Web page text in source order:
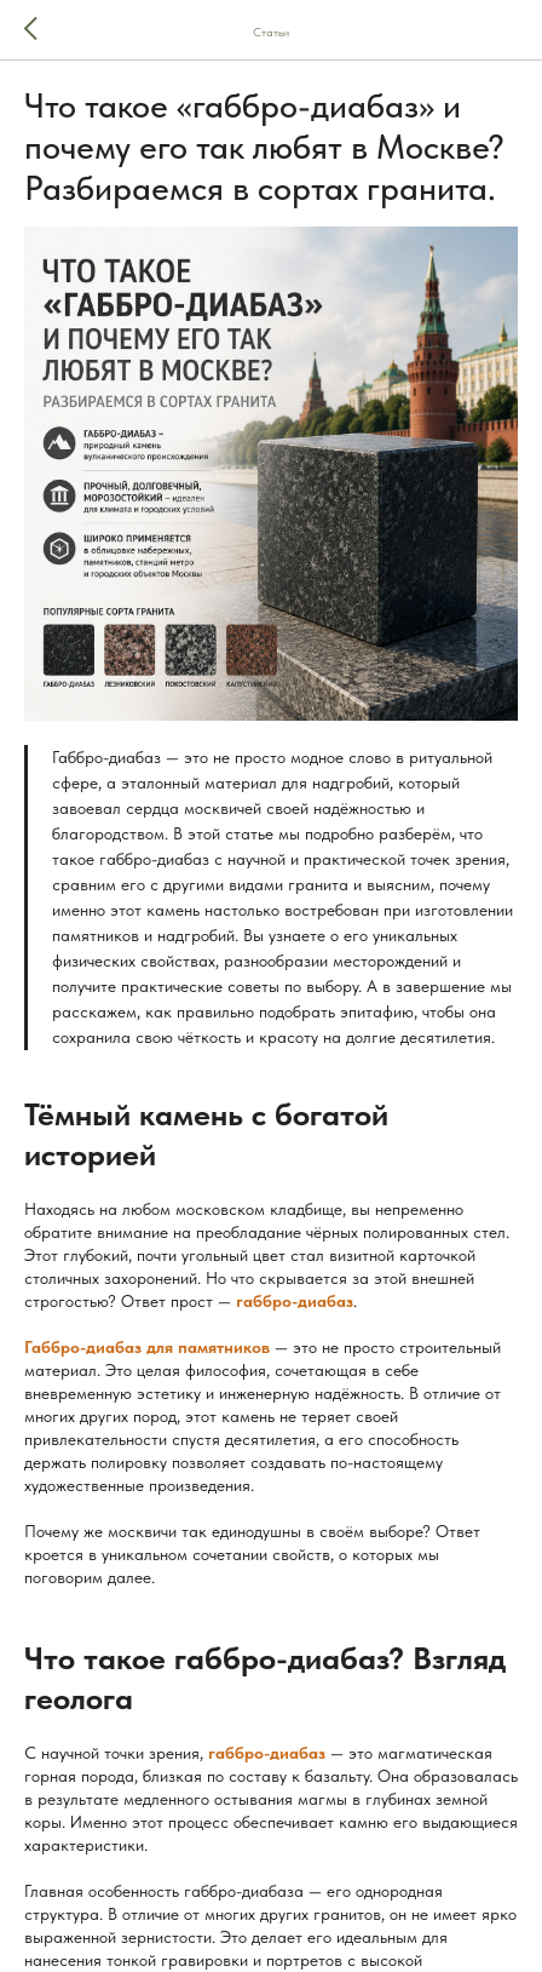
Статьи
Что такое «габбро-диабаз» и
почему его так любят в Москве?
Разбираемся в сортах гранита.
Габбро-диабаз — это не просто модное слово в ритуальной
сфере, а эталонный материал для надгробий, который
завоевал сердца москвичей своей надёжностью и
благородством. В этой статье мы подробно разберём, что
такое габбро-диабаз с научной и практической точек зрения,
сравним его с другими видами гранита и выясним, почему
именно этот камень настолько востребован при изготовлении
памятников и надгробий. Вы узнаете о его уникальных
физических свойствах, разнообразии месторождений и
получите практические советы по выбору. А в завершение мы
расскажем, как правильно подобрать эпитафию, чтобы она
сохранила свою чёткость и красоту на долгие десятилетия.
Тёмный камень с богатой
историей
Находясь на любом московском кладбище, вы непременно
обратите внимание на преобладание чёрных полированных стел.
Этот глубокий, почти угольный цвет стал визитной карточкой
столичных захоронений. Но что скрывается за этой внешней
строгостью? Ответ прост — габбро-диабаз.
Габбро-диабаз для памятников — это не просто строительный
материал. Это целая философия, сочетающая в себе
вневременную эстетику и инженерную надёжность. В отличие от
многих других пород, этот камень не теряет своей
привлекательности спустя десятилетия, а его способность
держать полировку позволяет создавать по-настоящему
художественные произведения.
Почему же москвичи так единодушны в своём выборе? Ответ
кроется в уникальном сочетании свойств, о которых мы
поговорим далее.
Что такое габбро-диабаз? Взгляд
геолога
С научной точки зрения, габбро-диабаз — это магматическая
горная порода, близкая по составу к базальту. Она образовалась
в результате медленного остывания магмы в глубинах земной
коры. Именно этот процесс обеспечивает камню его выдающиеся
характеристики.
Главная особенность габбро-диабаза — его однородная
структура. В отличие от многих других гранитов, он не имеет ярко
выраженной зернистости. Это делает его идеальным для
нанесения тонкой гравировки и портретов с высокой